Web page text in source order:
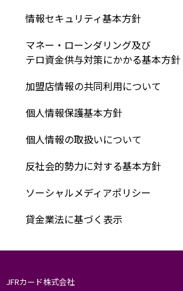
情報セキュリティ基本方針
マネー・ローンダリング及び
テロ資金供与対策にかかる基本方針
加盟店情報の共同利用について
個人情報保護基本方針
個人情報の取扱いについて
反社会的勢力に対する基本方針
ソーシャルメディアポリシー
貸金業法に基づく表示
JFRカード株式会社